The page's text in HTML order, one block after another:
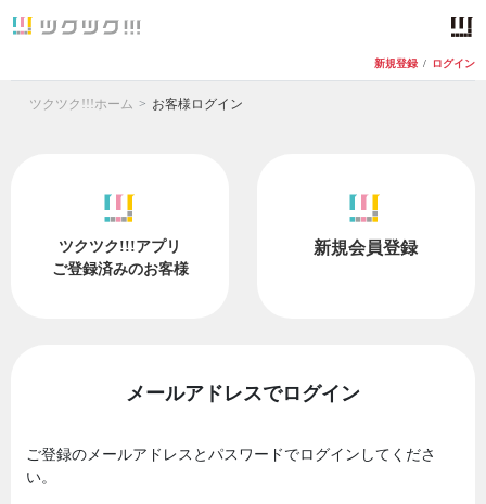
新規登録 / ログイン
ツクツク!!!ホーム お客様ログイン
ツクツク!!!アプリ
ご登録済みのお客様
新規会員登録
メールアドレスでログイン
ご登録のメールアドレスとパスワードでログインしてくださ
い。